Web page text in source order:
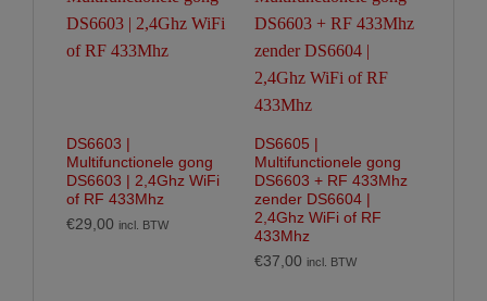
DS6603 |
Multifunctionele gong
DS6603 | 2,4Ghz WiFi
of RF 433Mhz
€29,00 incl. BTW
DS6605 |
Multifunctionele gong
DS6603 + RF 433Mhz
zender DS6604 |
2,4Ghz WiFi of RF
433Mhz
€37,00 incl. BTW